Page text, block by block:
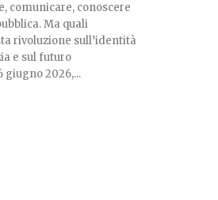
comunicare, conoscere
Ma quali
rivoluzione sull’identità
e sul futuro
giugno 2026,...